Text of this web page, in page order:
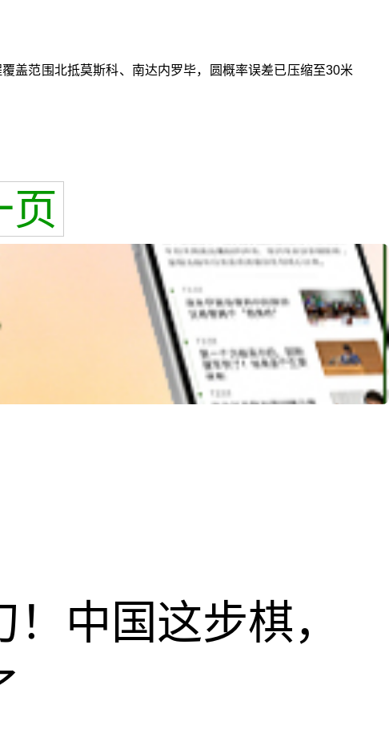
盖范围北抵莫斯科、南达内罗毕，圆概率误差已压缩至30米
页
中国这步棋，